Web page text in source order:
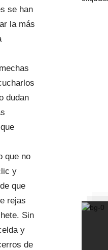
se han
la más
dudan
que no
y
que
rejas
Sin
y
de